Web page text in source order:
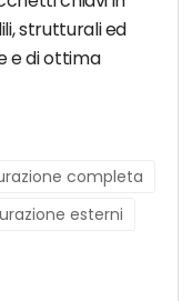
strutturali ed
e di ottima
completa
esterni